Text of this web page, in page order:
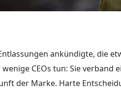
ankündigte, die
wenige CEOs tun: Sie
der Marke. Harte